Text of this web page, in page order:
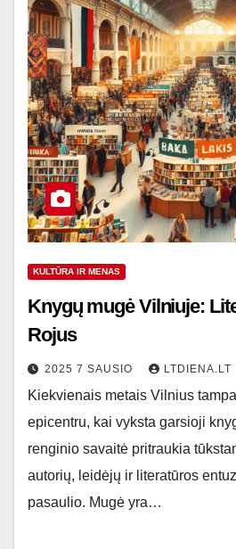
KULTŪRA IR MENAS
Knygų mugė Vilniuje:
Rojus
2025 7 SAUSIO LTDIENA.LT
Kiekvienais metais Vilnius
epicentru, kai vyksta garsioji
renginio savaitė pritraukia
autorių, leidėjų ir literatūros
pasaulio. Mugė yra…